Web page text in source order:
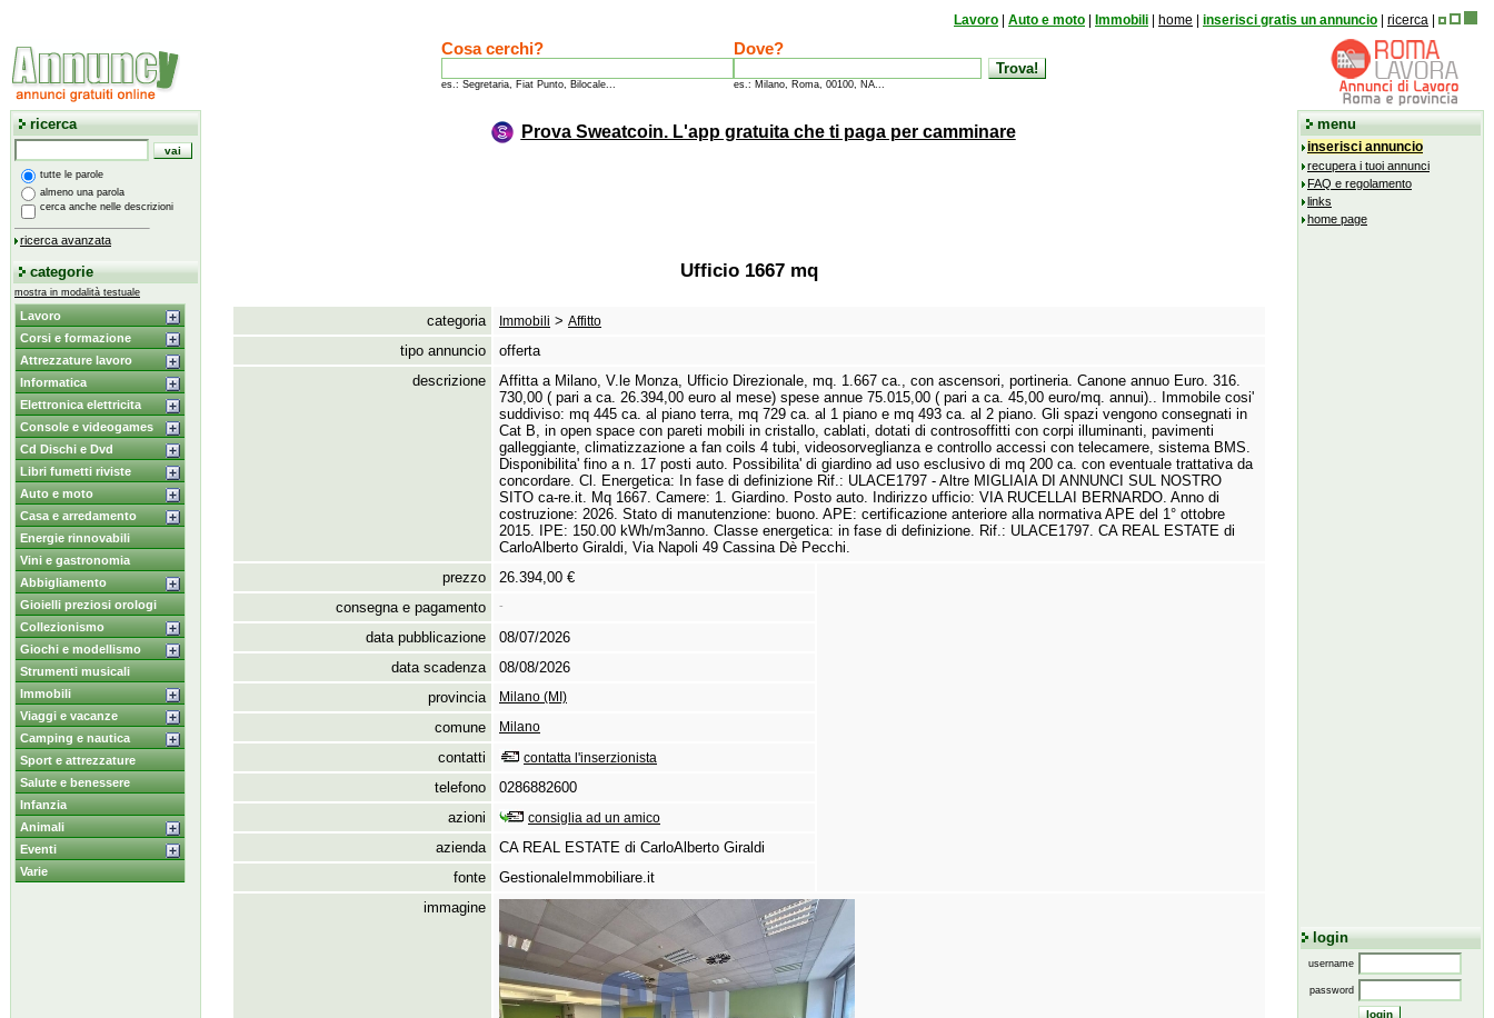
Lavoro Auto e moto Immobili home inserisci gratis un annuncio ricerca
Cosa cerchi?
es.: Segretaria, Fiat Punto, Bilocale...
Dove?
es.: Milano, Roma, 00100, NA...
ricerca
tutte le parole
almeno una parola
cerca anche nelle descrizioni
ricerca avanzata
categorie
mostra in modalità testuale
Lavoro
Corsi e formazione
Attrezzature lavoro
Informatica
Elettronica elettricita
Console e videogames
Cd Dischi e Dvd
Libri fumetti riviste
Auto e moto
Casa e arredamento
Energie rinnovabili
Vini e gastronomia
Abbigliamento
Gioielli preziosi orologi
Collezionismo
Giochi e modellismo
Strumenti musicali
Immobili
Viaggi e vacanze
Camping e nautica
Sport e attrezzature
Salute e benessere
Infanzia
Animali
Eventi
Varie
Prova Sweatcoin. L'app gratuita che ti paga per camminare
Ufficio 1667 mq
categoria Immobili > Affitto
tipo annuncio
offerta
descrizione
Affitta a Milano, V. le Monza, Ufficio Direzionale, mq. 1.667 ca., con ascensori, portineria. Canone annuo Euro. 316.
730,00 ( pari a ca. 26.394,00 euro al mese) spese annue 75.015,00 ( pari a ca. 45,00 euro/mq. annui).. Immobile cosi'
suddiviso: mq 445 ca. al piano terra, mq 729 ca. al 1 piano e mq 493 ca. al 2 piano. Gli spazi vengono consegnati in
Cat B, in open space con pareti mobili in cristallo, cablati, dotati di controsoffitti con corpi illuminanti, pavimenti
galleggiante, climatizzazione a fan coils 4 tubi, videosorveglianza e controllo accessi con telecamere, sistema BMS.
Disponibilita' fino a n. 17 posti auto. Possibilita' di giardino ad uso esclusivo di mq 200 ca. con eventuale trattativa da
concordare. Cl. Energetica: In fase di definizione Rif.: ULACE1797 - Altre MIGLIAIA DI ANNUNCI SUL NOSTRO
SITO ca-re.it. Mq 1667. Camere: 1. Giardino. Posto auto. Indirizzo ufficio: VIA RUCELLAI BERNARDO. Anno di
costruzione: 2026. Stato di manutenzione: buono. APE: certificazione anteriore alla normativa APE del 1° ottobre
2015. IPE: 150.00 kWh/m3anno. Classe energetica: in fase di definizione. Rif.: ULACE1797. CA REAL ESTATE di
CarloAlberto Giraldi, Via Napoli 49 Cassina Dè Pecchi.
prezzo
26.394,00 €
consegna e pagamento
-
data pubblicazione
08/07/2026
data scadenza
08/08/2026
provincia
Milano (MI)
comune Milano
contatti contatta l'inserzionista
telefono
0286882600
azioni
consiglia ad un amico
azienda
CA REAL ESTATE di CarloAlberto Giraldi
fonte
GestionaleImmobiliare.it
immagine
menu
inserisci annuncio
recupera i tuoi annunci
FAQ e regolamento
links
home page
login
username
password